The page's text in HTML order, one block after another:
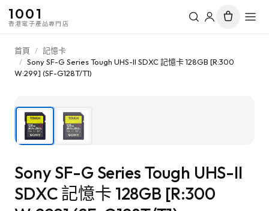
1001
香港電子產品專門店
首頁 / 記憶卡
/ Sony SF-G Series Tough UHS-II SDXC 記憶卡 128GB [R:300
W:299] (SF-G128T/T1)
Sony SF-G Series Tough UHS-II
SDXC 記憶卡 128GB [R:300